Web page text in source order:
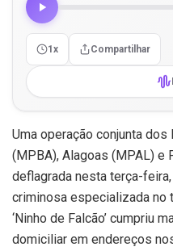
1x Compartilhar
Uma operação conjunta
(MPBA), Alagoas (MPAL) e
deflagrada nesta terça-
criminosa especializada no
‘Ninho de Falcão’ cumpriu
domiciliar em endereços